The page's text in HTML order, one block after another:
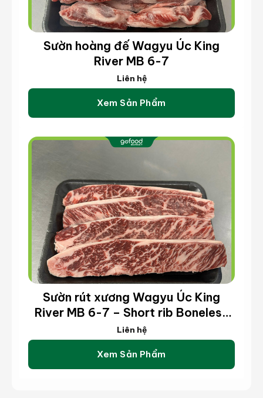
Sườn hoàng đế Wagyu Úc King
River MB 6-7
Liên hệ
Xem Sản Phẩm
Sườn rút xương Wagyu Úc King
River MB 6-7 – Short rib Boneless
Wagyu King River MB 6-7 (kg)
Liên hệ
Xem Sản Phẩm